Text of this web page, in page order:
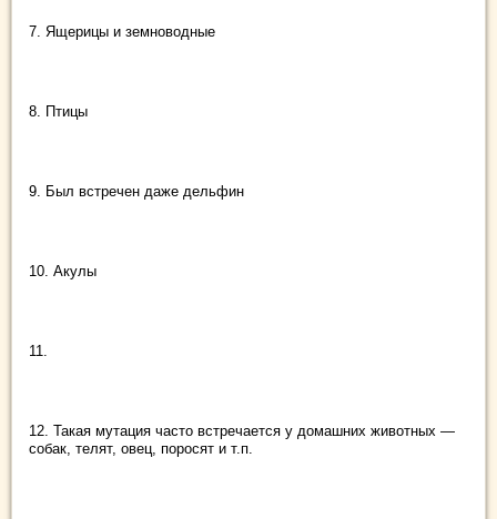
7. Ящерицы и земноводные
8. Птицы
9. Был встречен даже дельфин
10. Акулы
11.
12. Такая мутация часто встречается у домашних животных —
собак, телят, овец, поросят и т.п.